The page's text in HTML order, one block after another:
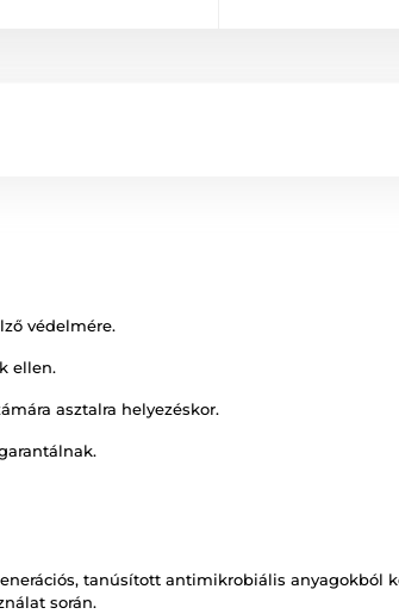
védelmére.
ellen.
asztalra helyezéskor.
tanúsított antimikrobiális anyagokból
során.